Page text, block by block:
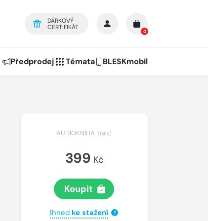
DÁRKOVÝ
CERTIFIKÁT
0
Předprodej Témata BLESKmobil
AUDIOKNIHA (MP3)
399 Kč
Koupit
Ihned ke stažení ?